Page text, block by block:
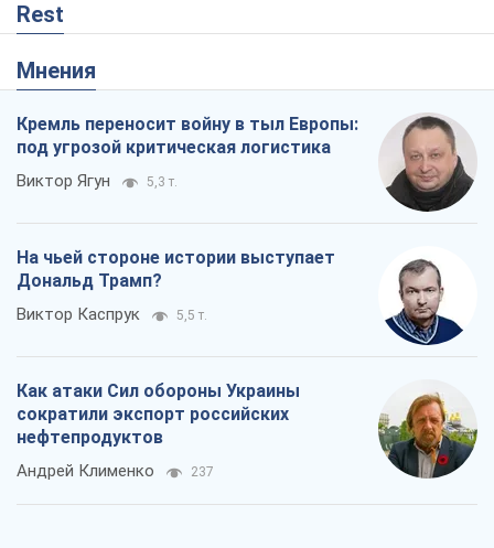
Rest
Мнения
Кремль переносит войну в тыл Европы:
под угрозой критическая логистика
Виктор Ягун 5,3 т.
На чьей стороне истории выступает
Дональд Трамп?
Виктор Каспрук 5,5 т.
Как атаки Сил обороны Украины
сократили экспорт российских
нефтепродуктов
Андрей Клименко 237